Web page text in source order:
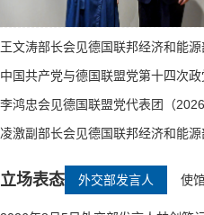
王文涛部长会见德国联邦经济和能
中国共产党与德国联盟党第十四次
李鸿忠会见德国联盟党代表团（
凌激副部长会见德国联邦经济和能
立场表态 外交部发言人 使